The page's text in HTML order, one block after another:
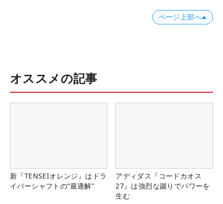
ページ上部へ
オススメの記事
新『TENSEIオレンジ』はドラ
イバーシャフトの“最適解”
アディダス『コードカオス
27』は強烈な蹴りでパワーを
生む